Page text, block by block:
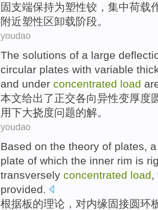
固支端保持为塑性铰 ， 集中荷载
附近塑性区卸载阶段。
youdao
The solutions of a large
circular plates with variable
and under concentrated load
本文给出了正交各向异性变厚度
用下大挠度问题的解。
youdao
Based on the theory of plates,
plate of which the inner rim is
transversely concentrated load,
provided.
根据板的理论 ，对内缘固接圆环